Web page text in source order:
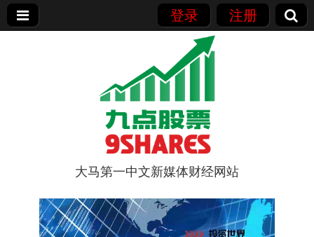
登录 注册
9点股票
大马第一中文新媒体财经网站